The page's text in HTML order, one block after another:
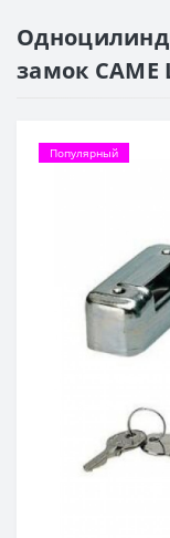
замок CAME
Популярный